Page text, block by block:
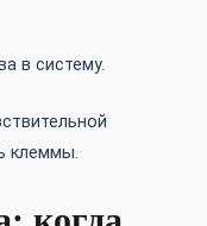
в систему.
клеммы.